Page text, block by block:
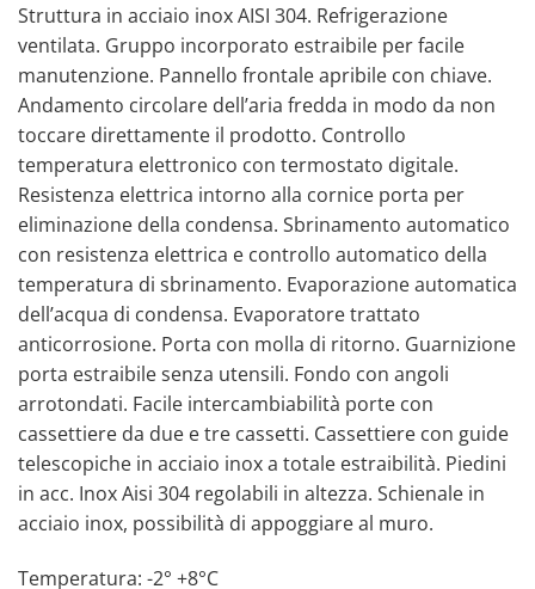
Struttura in acciaio inox AISI 304. Refrigerazione
ventilata. Gruppo incorporato estraibile per facile
manutenzione. Pannello frontale apribile con chiave.
Andamento circolare dell’aria fredda in modo da non
toccare direttamente il prodotto. Controllo
temperatura elettronico con termostato digitale.
Resistenza elettrica intorno alla cornice porta per
eliminazione della condensa. Sbrinamento automatico
con resistenza elettrica e controllo automatico della
temperatura di sbrinamento. Evaporazione automatica
dell’acqua di condensa. Evaporatore trattato
anticorrosione. Porta con molla di ritorno. Guarnizione
porta estraibile senza utensili. Fondo con angoli
arrotondati. Facile intercambiabilità porte con
cassettiere da due e tre cassetti. Cassettiere con guide
telescopiche in acciaio inox a totale estraibilità. Piedini
in acc. Inox Aisi 304 regolabili in altezza. Schienale in
acciaio inox, possibilità di appoggiare al muro.
Temperatura: -2° +8°C